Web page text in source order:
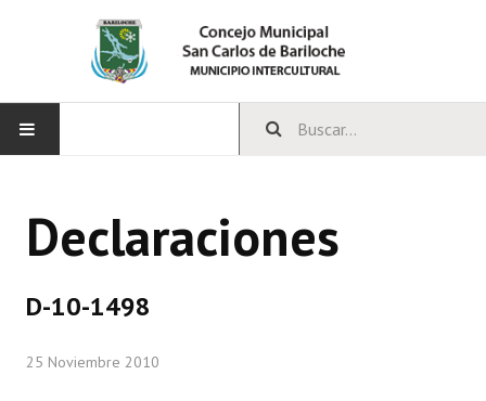
CONCEJO
Declaraciones
D-10-1498
25 Noviembre 2010